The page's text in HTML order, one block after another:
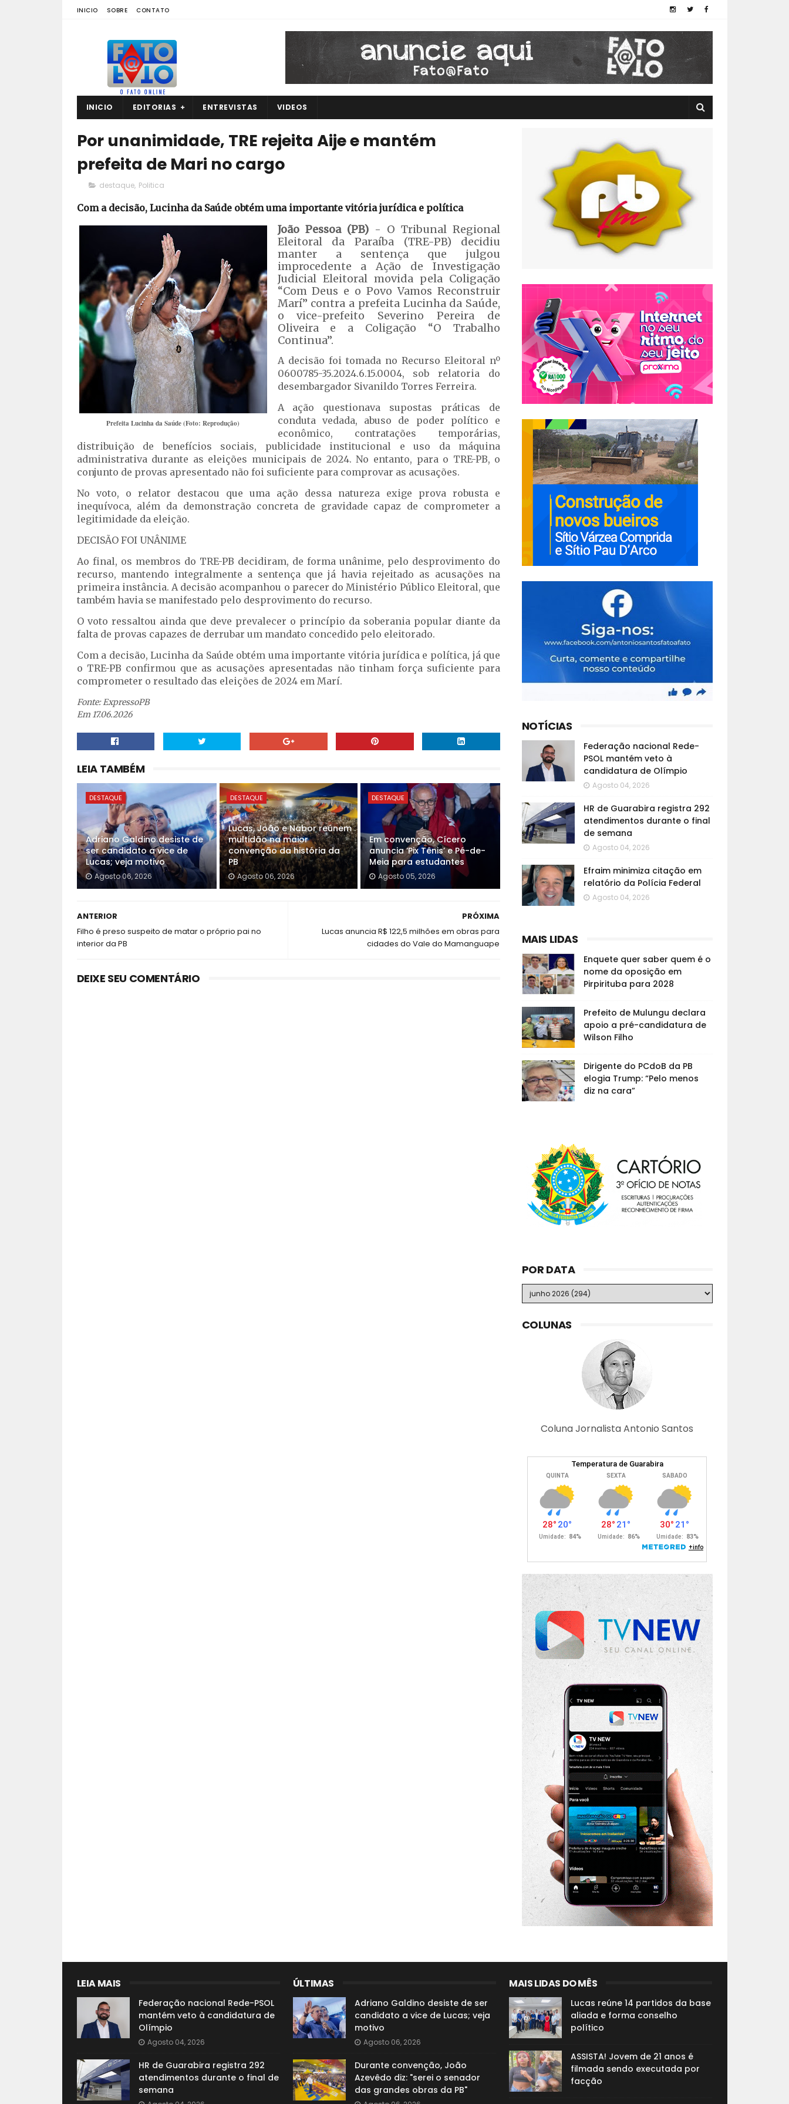
INICIO SOBRE CONTATO
INICIO EDITORIAS ENTREVISTAS VIDEOS
Por unanimidade, TRE rejeita Aije e mantém
prefeita de Mari no cargo
destaque, Politica
Com a decisão, Lucinha da Saúde obtém uma importante vitória jurídica e política
Prefeita Lucinha da Saúde (Foto: Reprodução)
João Pessoa (PB)- O Tribunal Regional
Eleitoral da Paraíba (TRE-PB) decidiu
manter a sentença que julgou
improcedente a Ação de Investigação
Judicial Eleitoral movida pela Coligação
“Com Deus e o Povo Vamos Reconstruir
Marí” contra a prefeita Lucinha da Saúde,
o vice-prefeito Severino Pereira de
Oliveira e a Coligação “O Trabalho
Continua”.
A decisão foi tomada no Recurso Eleitoral nº
0600785-35.2024.6.15.0004, sob relatoria do
desembargador Sivanildo Torres Ferreira.
A ação questionava supostas práticas de
conduta vedada, abuso de poder político e
econômico, contratações temporárias,
distribuição de benefícios sociais, publicidade institucional e uso da máquina
administrativa durante as eleições municipais de 2024. No entanto, para o TRE-PB, o
conjunto de provas apresentado não foi suficiente para comprovar as acusações.
No voto, o relator destacou que uma ação dessa natureza exige prova robusta e
inequívoca, além da demonstração concreta de gravidade capaz de comprometer a
legitimidade da eleição.
DECISÃO FOI UNÂNIME
Ao final, os membros do TRE-PB decidiram, de forma unânime, pelo desprovimento do
recurso, mantendo integralmente a sentença que já havia rejeitado as acusações na
primeira instância. A decisão acompanhou o parecer do Ministério Público Eleitoral, que
também havia se manifestado pelo desprovimento do recurso.
O voto ressaltou ainda que deve prevalecer o princípio da soberania popular diante da
falta de provas capazes de derrubar um mandato concedido pelo eleitorado.
Com a decisão, Lucinha da Saúde obtém uma importante vitória jurídica e política, já que
o TRE-PB confirmou que as acusações apresentadas não tinham força suficiente para
comprometer o resultado das eleições de 2024 em Marí.
Fonte: ExpressoPB
Em 17.06.2026
LEIA TAMBÉM
DESTAQUE
Adriano Galdino desiste de
ser candidato a vice de
Lucas; veja motivo
Agosto 06, 2026
DESTAQUE
Lucas, João e Nabor reúnem
multidão na maior
convenção da história da
PB
Agosto 06, 2026
DESTAQUE
Em convenção, Cícero
anuncia ‘Pix Tênis’ e Pé-de-
Meia para estudantes
Agosto 05, 2026
PRÓXIMA
Lucas anuncia R$ 122,5 milhões em obras para
cidades do Vale do Mamanguape
ANTERIOR
Filho é preso suspeito de matar o próprio pai no
interior da PB
DEIXE SEU COMENTÁRIO
NOTÍCIAS
Federação nacional Rede-
PSOL mantém veto à
candidatura de Olímpio
Agosto 04, 2026
HR de Guarabira registra 292
atendimentos durante o final
de semana
Agosto 04, 2026
Efraim minimiza citação em
relatório da Polícia Federal
Agosto 04, 2026
MAIS LIDAS
Enquete quer saber quem é o
nome da oposição em
Pirpirituba para 2028
Prefeito de Mulungu declara
apoio a pré-candidatura de
Wilson Filho
Dirigente do PCdoB da PB
elogia Trump: “Pelo menos
diz na cara”
POR DATA
COLUNAS
Coluna Jornalista Antonio Santos
LEIA MAIS
Federação nacional Rede-PSOL
mantém veto à candidatura de
Olímpio
Agosto 04, 2026
HR de Guarabira registra 292
atendimentos durante o final de
semana
ÚLTIMAS
Adriano Galdino desiste de ser
candidato a vice de Lucas; veja
motivo
Agosto 06, 2026
Durante convenção, João
Azevêdo diz: "serei o senador
das grandes obras da PB"
MAIS LIDAS DO MÊS
Lucas reúne 14 partidos da base
aliada e forma conselho
político
ASSISTA! Jovem de 21 anos é
filmada sendo executada por
facção